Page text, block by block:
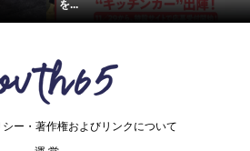
ー・著作権およびリンクについて